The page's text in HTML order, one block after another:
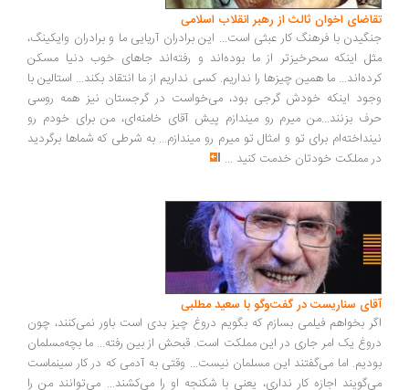
اخوان ثالث از رهبر انقلاب اسلامی
با فرهنگ کار عبثی است... این برادران آریایی ما و برادران وایکینگ،
اینکه سحرخیزتر از ما بوده‌اند و رفته‌اند جاهای خوب دنیا مسکن
ما همین چیزها را نداریم. کسی نداریم از ما انتقاد بکند... استالین با
اینکه خودش گرجی بود، می‌خواست در گرجستان نیز همه روسی
بزنند...من میرم رو میندازم پیش آقای خامنه‌ای، من برای خودم رو
برای تو و امثال تو میرم رو میندازم... به شرطی که شماها برگردید
مملکت خودتان خدمت کنید...
سناریست در گفت‌وگو با سعید مطلبی
بخواهم فیلمی بسازم که بگویم دروغ چیز بدی است باور نمی‌کنند، چون
یک امر جاری در این مملکت است. قبحش از بین رفته... ما بچه‌مسلمان
اما می‌گفتند این مسلمان نیست... وقتی به آدمی که در کار سینماست
اجازه کار نداری، یعنی با شکنجه او را می‌کشند... می‌توانند من را